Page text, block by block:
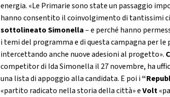
energia. «Le Primarie sono state un passaggio
hanno consentito il coinvolgimento di tantissimi
sottolineato Simonella– e perché hanno
i temi del programma e di questa campagna per
intercettando anche nuove adesioni al progetto».
competitor di Ida Simonella il 27 novembre, ha
una lista di appoggio alla candidata. E poi i
«partito radicato nella storia della città» eVolt